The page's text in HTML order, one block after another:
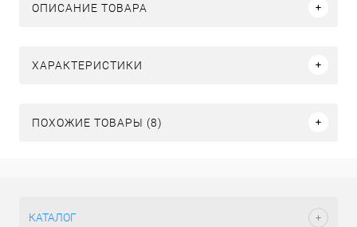
ОПИСАНИЕ ТОВАРА
ХАРАКТЕРИСТИКИ
ПОХОЖИЕ ТОВАРЫ (8)
КАТАЛОГ